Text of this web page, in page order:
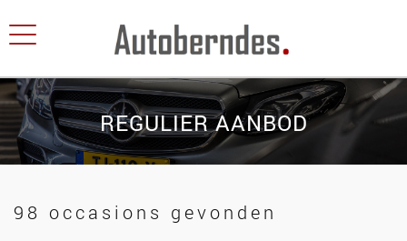
REGULIER AANBOD
98 occasions gevonden